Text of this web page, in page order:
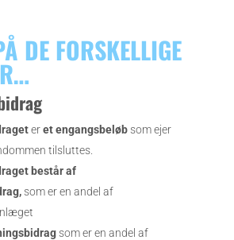
DE FORSKELLIGE
eret engangsbeløbsom ejer
tilsluttes.
består af
som er en andel af
som er en andel af